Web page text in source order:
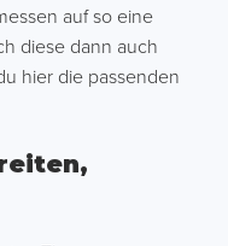
auf so eine
diese dann auch
hier die passenden